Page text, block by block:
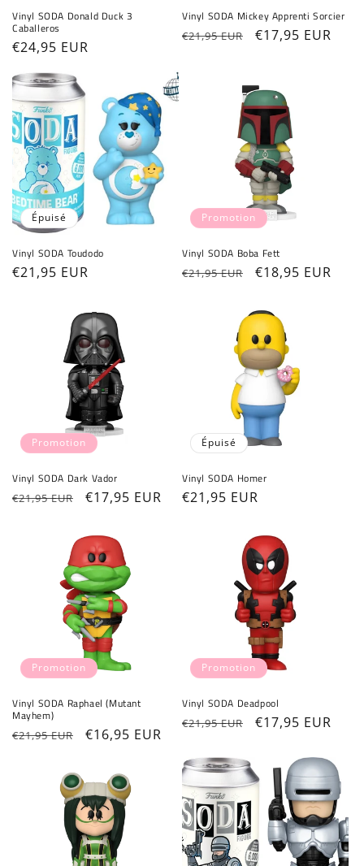
Vinyl SODA Donald Duck 3
Caballeros
Prix
€24,95 EUR
Vinyl SODA Mickey Apprenti Sorcier
Prix
€21,95 EUR
Prix
€17,95 EUR
Épuisé
Vinyl SODA Toudodo
Prix
€21,95 EUR
Promotion
Vinyl SODA Boba Fett
Prix
€21,95 EUR
Prix
€18,95 EUR
Promotion
Vinyl SODA Dark Vador
Prix
€21,95 EUR
Prix
€17,95 EUR
Épuisé
Vinyl SODA Homer
Prix
€21,95 EUR
Promotion
Vinyl SODA Raphael (Mutant
Mayhem)
Prix
€21,95 EUR
Prix
€16,95 EUR
Promotion
Vinyl SODA Deadpool
Prix
€21,95 EUR
Prix
€17,95 EUR